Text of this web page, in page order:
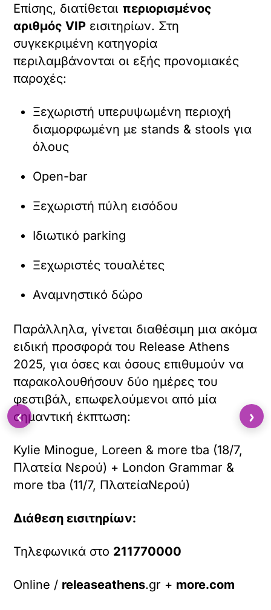
Επίσης, διατίθεται περιορισμένος
αριθμός VIP εισιτηρίων. Στη
συγκεκριμένη κατηγορία
περιλαμβάνονται οι εξής προνομιακές
παροχές:
Ξεχωριστή υπερυψωμένη περιοχή
διαμορφωμένη με stands & stools για
όλους
Open-bar
Ξεχωριστή πύλη εισόδου
Ιδιωτικό parking
Ξεχωριστές τουαλέτες
Αναμνηστικό δώρο
Παράλληλα, γίνεται διαθέσιμη μια ακόμα
ειδική προσφορά του Release Athens
2025, για όσες και όσους επιθυμούν να
παρακολουθήσουν δύο ημέρες του
φεστιβάλ, επωφελούμενοι από μία
σημαντική έκπτωση:
Kylie Minogue, Loreen & more tba (18/7,
Πλατεία Νερού) + London Grammar &
more tba (11/7, ΠλατείαΝερού)
Διάθεση εισιτηρίων:
Τηλεφωνικά στο 211770000
Online / releaseathens.gr + more.com
‹ ›